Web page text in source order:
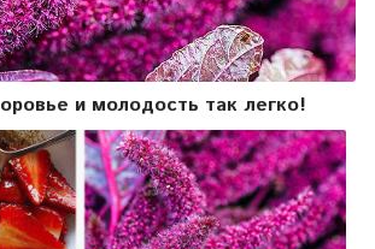
и молодость так легко!